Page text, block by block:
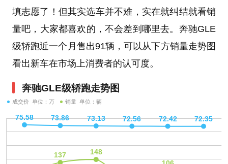
填志愿了！但其实选车并不难，实在就纠结就看销
量吧，大家都喜欢的，不会差到哪里去。奔驰GLE
级轿跑近一个月售出91辆，可以从下方销量走势图
看出新车在市场上消费者的认可度。
奔驰GLE级轿跑走势图
成交价 单位：万 销量 单位：辆